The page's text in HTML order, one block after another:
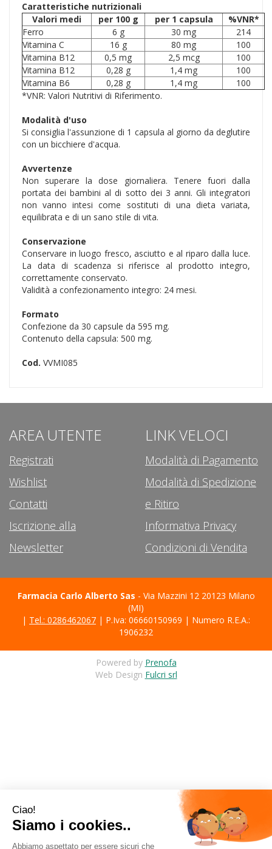
Caratteristiche nutrizionali
Valori medi
per 100 g per 1 capsula
%VNR*
Ferro
6 g 30 mg
214
Vitamina C
16 g 80 mg
100
Vitamina B12
0,5 mg 2,5 mcg
100
Vitamina B12
0,28 g 1,4 mg
100
Vitamina B6
0,28 g 1,4 mg
100
*VNR: Valori Nutritivi di Riferimento.
Modalità d'uso
Si consiglia l'assunzione di 1 capsula al giorno da deglutire
con un bicchiere d'acqua.
Avvertenze
Non superare la dose giornaliera. Tenere fuori dalla
portata dei bambini al di sotto dei 3 anni. Gli integratori
non vanno intesi come sostituti di una dieta variata,
equilibrata e di un sano stile di vita.
Conservazione
Conservare in luogo fresco, asciutto e al riparo dalla luce.
La data di scadenza si riferisce al prodotto integro,
correttamente conservato.
Validità a confezionamento integro: 24 mesi.
Formato
Confezione da 30 capsule da 595 mg.
Contenuto della capsula: 500 mg.
Cod. VVMI085
AREA UTENTE
Registrati
Wishlist
Contatti
Iscrizione alla
Newsletter
LINK VELOCI
Modalità di Pagamento
Modalità di Spedizione
e Ritiro
Informativa Privacy
Condizioni di Vendita
Farmacia Carlo Alberto Sas - Via Mazzini 12 20123 Milano
(MI)
| Tel.: 0286462067 | P.Iva: 06660150969 | Numero R.E.A.:
1906232
Powered by Prenofa
Web Design Fulcri srl